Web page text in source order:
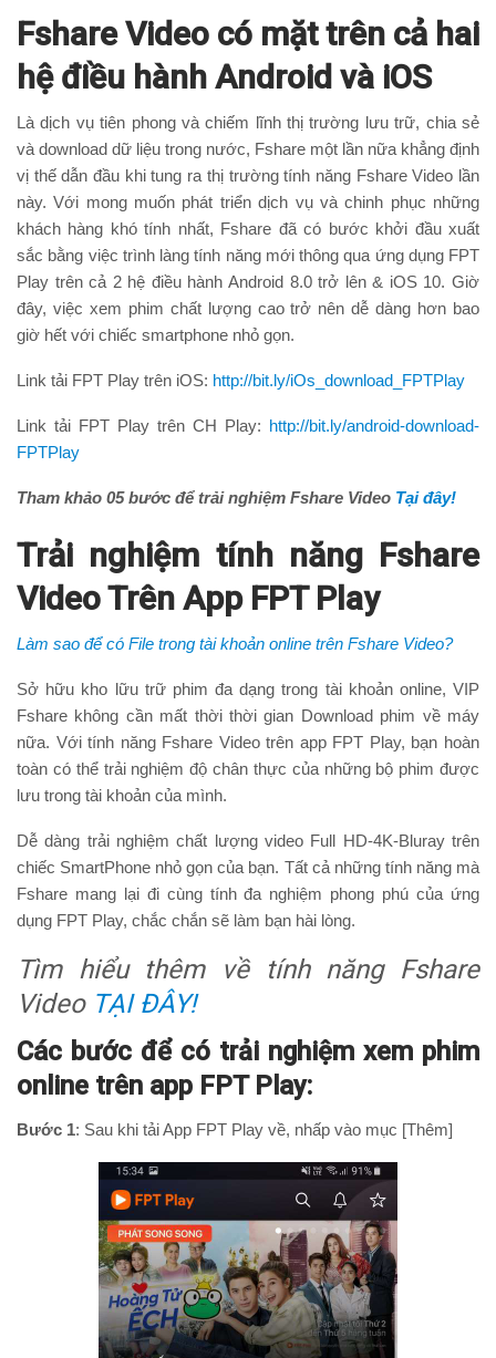
Fshare Video có mặt trên cả hai
hệ điều hành Android và iOS
Là dịch vụ tiên phong và chiếm lĩnh thị trường lưu trữ, chia sẻ
và download dữ liệu trong nước, Fshare một lần nữa khẳng định
vị thế dẫn đầu khi tung ra thị trường tính năng Fshare Video lần
này. Với mong muốn phát triển dịch vụ và chinh phục những
khách hàng khó tính nhất, Fshare đã có bước khởi đầu xuất
sắc bằng việc trình làng tính năng mới thông qua ứng dụng FPT
Play trên cả 2 hệ điều hành Android 8.0 trở lên & iOS 10. Giờ
đây, việc xem phim chất lượng cao trở nên dễ dàng hơn bao
giờ hết với chiếc smartphone nhỏ gọn.
Link tải FPT Play trên iOS: http://bit.ly/iOs_download_FPTPlay
Link tải FPT Play trên CH Play: http://bit.ly/android-download-
FPTPlay
Tham khảo 05 bước để trải nghiệm Fshare Video Tại đây!
Trải nghiệm tính năng Fshare
Video Trên App FPT Play
Làm sao để có File trong tài khoản online trên Fshare Video?
Sở hữu kho lữu trữ phim đa dạng trong tài khoản online, VIP
Fshare không cần mất thời thời gian Download phim về máy
nữa. Với tính năng Fshare Video trên app FPT Play, bạn hoàn
toàn có thể trải nghiệm độ chân thực của những bộ phim được
lưu trong tài khoản của mình.
Dễ dàng trải nghiệm chất lượng video Full HD-4K-Bluray trên
chiếc SmartPhone nhỏ gọn của bạn. Tất cả những tính năng mà
Fshare mang lại đi cùng tính đa nghiệm phong phú của ứng
dụng FPT Play, chắc chắn sẽ làm bạn hài lòng.
Tìm hiểu thêm về tính năng Fshare
Video TẠI ĐÂY!
Các bước để có trải nghiệm xem phim
online trên app FPT Play:
Bước 1: Sau khi tải App FPT Play về, nhấp vào mục [Thêm]